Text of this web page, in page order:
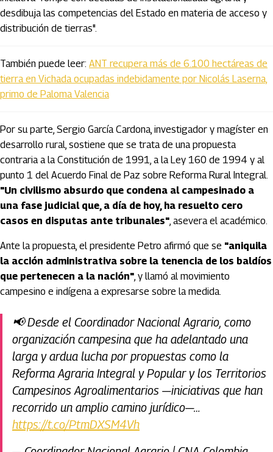
desdibuja las competencias del Estado en materia de acceso y
distribución de tierras".
También puede leer: ANT recupera más de 6.100 hectáreas de
tierra en Vichada ocupadas indebidamente por Nicolás Laserna,
primo de Paloma Valencia
Por su parte, Sergio García Cardona, investigador y magíster en
desarrollo rural, sostiene que se trata de una propuesta
contraria a la Constitución de 1991, a la Ley 160 de 1994 y al
punto 1 del Acuerdo Final de Paz sobre Reforma Rural Integral.
"Un civilismo absurdo que condena al campesinado a
una fase judicial que, a día de hoy, ha resuelto cero
casos en disputas ante tribunales", asevera el académico.
Ante la propuesta, el presidente Petro afirmó que se "aniquila
la acción administrativa sobre la tenencia de los baldíos
que pertenecen a la nación", y llamó al movimiento
campesino e indígena a expresarse sobre la medida.
📢 Desde el Coordinador Nacional Agrario, como
organización campesina que ha adelantado una
larga y ardua lucha por propuestas como la
Reforma Agraria Integral y Popular y los Territorios
Campesinos Agroalimentarios —iniciativas que han
recorrido un amplio camino jurídico—…
https://t.co/PtmDXSM4Vh